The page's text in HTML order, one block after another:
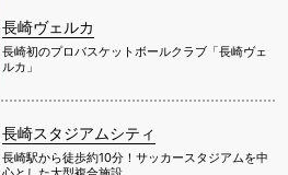
長崎ヴェルカ
長崎初のプロバスケットボールクラブ「長崎ヴェ
ルカ」
長崎スタジアムシティ
長崎駅から徒歩約10分！サッカースタジアムを中